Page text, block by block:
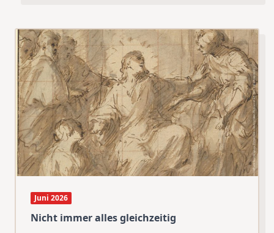
Juni 2026
Nicht immer alles gleichzeitig